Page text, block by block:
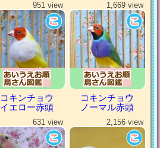
951 view
コキンチョウ
イエロー赤頭
1,669 view
コキンチョウ
ノーマル赤頭
631 view 2,156 view